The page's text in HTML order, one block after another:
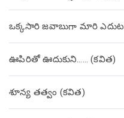
ఒక్కసారి జవాబుగా మారి
ఊపిరితో ఊదుకుని…… (కవిత)
శూన్య తత్వం (కవిత)